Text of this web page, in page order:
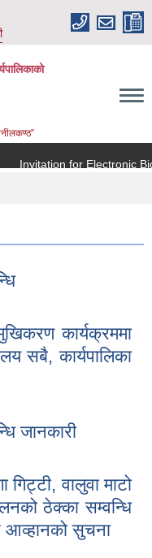
Invitation for Electronic Bids
कार्यक्रममा
सबै, कार्यपालिका
सबै, कार्यपालिका सदस्य
जानकारी
वालुवा माटो
ठेक्का सम्वन्धि
आव्हानको सुचना